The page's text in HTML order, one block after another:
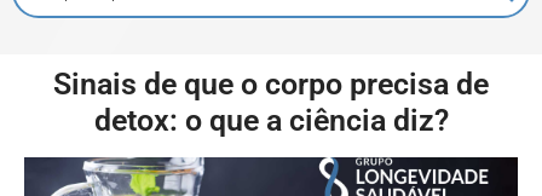
Sinais de que o corpo precisa de
detox: o que a ciência diz?